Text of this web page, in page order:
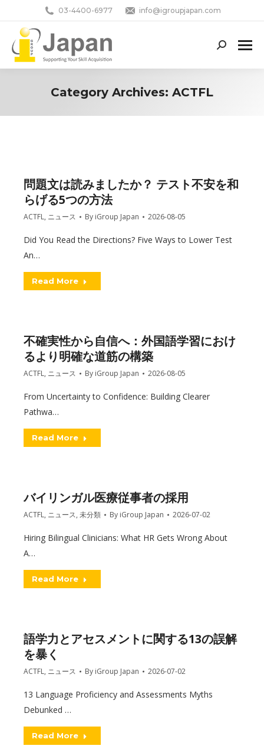
03-4400-6977 info@igroupjapan.com
Search:
Category Archives: ACTFL
問題文は読みましたか？ テスト不安を和
らげる5つの方法
ACTFL, ニュース By iGroup Japan 2026-08-05
Did You Read the Directions? Five Ways to Lower Test
An…
Read More
不確実性から自信へ：外国語学習におけ
るより明確な道筋の構築
ACTFL, ニュース By iGroup Japan 2026-08-05
From Uncertainty to Confidence: Building Clearer
Pathwa…
Read More
バイリンガル医療従事者の採用
ACTFL, ニュース, 未分類 By iGroup Japan 2026-07-02
Hiring Bilingual Clinicians: What HR Gets Wrong About
A…
Read More
語学力とアセスメントに関する13の誤解
を暴く
ACTFL, ニュース By iGroup Japan 2026-07-02
13 Language Proficiency and Assessments Myths
Debunked …
Read More